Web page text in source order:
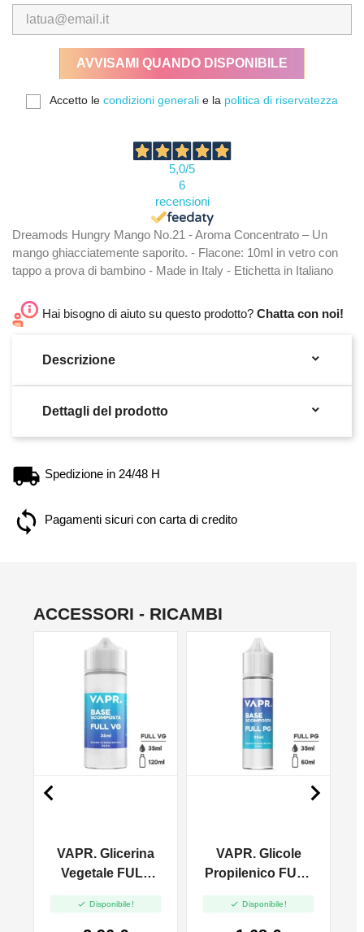
AVVISAMI QUANDO DISPONIBILE
Accetto le condizioni generali e la politica di riservatezza
5,0/5
6
recensioni
Dreamods Hungry Mango No.21 - Aroma Concentrato – Un
mango ghiacciatemente saporito. - Flacone: 10ml in vetro con
tappo a prova di bambino - Made in Italy - Etichetta in Italiano
Hai bisogno di aiuto su questo prodotto? Chatta con noi!
Descrizione 
Dettagli del prodotto 
Spedizione in 24/48 H
Pagamenti sicuri con carta di credito
ACCESSORI - RICAMBI
VAPR. Glicerina
Vegetale FULL
120ml
 Disponibile!
VAPR. Glicole
Propilenico FULL
 Disponibile!
 